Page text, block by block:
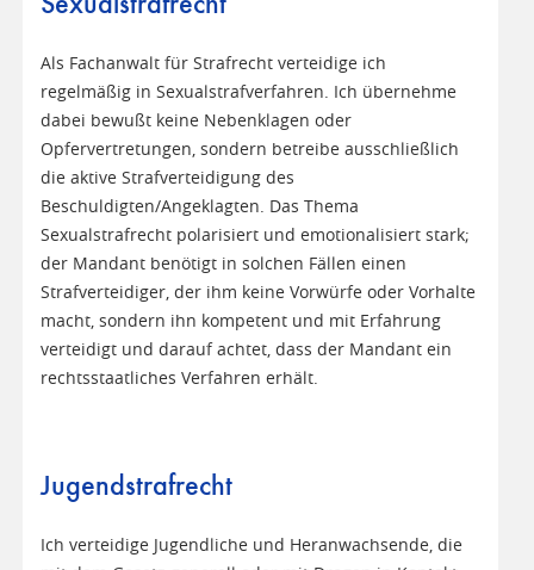
Sexualstrafrecht
Als Fachanwalt für Strafrecht verteidige ich
regelmäßig in Sexualstrafverfahren. Ich übernehme
dabei bewußt keine Nebenklagen oder
Opfervertretungen, sondern betreibe ausschließlich
die aktive Strafverteidigung des
Beschuldigten/Angeklagten. Das Thema
Sexualstrafrecht polarisiert und emotionalisiert stark;
der Mandant benötigt in solchen Fällen einen
Strafverteidiger, der ihm keine Vorwürfe oder Vorhalte
macht, sondern ihn kompetent und mit Erfahrung
verteidigt und darauf achtet, dass der Mandant ein
rechtsstaatliches Verfahren erhält.
Jugendstrafrecht
Ich verteidige Jugendliche und Heranwachsende, die